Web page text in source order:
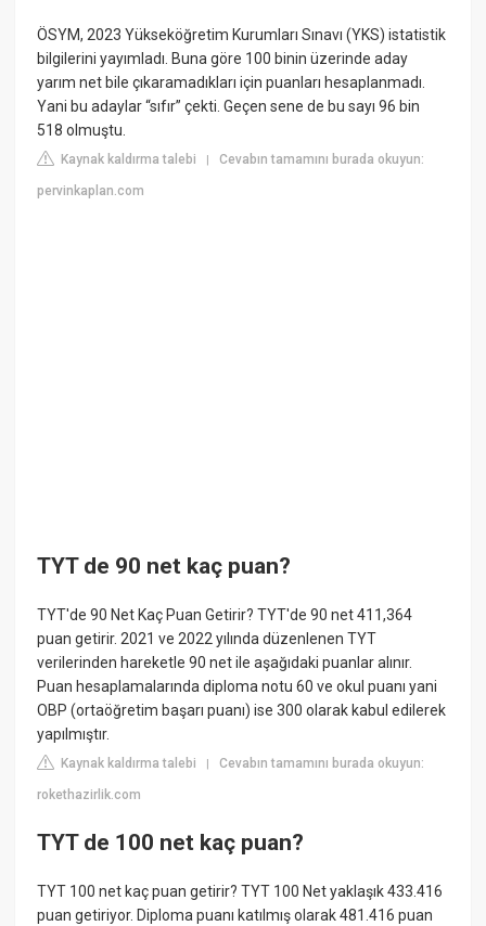
ÖSYM, 2023 Yükseköğretim Kurumları Sınavı (YKS) istatistik
bilgilerini yayımladı. Buna göre 100 binin üzerinde aday
yarım net bile çıkaramadıkları için puanları hesaplanmadı.
Yani bu adaylar “sıfır” çekti. Geçen sene de bu sayı 96 bin
518 olmuştu.
Kaynak kaldırma talebi |Cevabın tamamını burada okuyun:
pervinkaplan.com
TYT de 90 net kaç puan?
TYT'de 90 Net Kaç Puan Getirir? TYT'de 90 net 411,364
puan getirir. 2021 ve 2022 yılında düzenlenen TYT
verilerinden hareketle 90 net ile aşağıdaki puanlar alınır.
Puan hesaplamalarında diploma notu 60 ve okul puanı yani
OBP (ortaöğretim başarı puanı) ise 300 olarak kabul edilerek
yapılmıştır.
Kaynak kaldırma talebi |Cevabın tamamını burada okuyun:
rokethazirlik.com
TYT de 100 net kaç puan?
TYT 100 net kaç puan getirir? TYT 100 Net yaklaşık 433.416
puan getiriyor. Diploma puanı katılmış olarak 481.416 puan